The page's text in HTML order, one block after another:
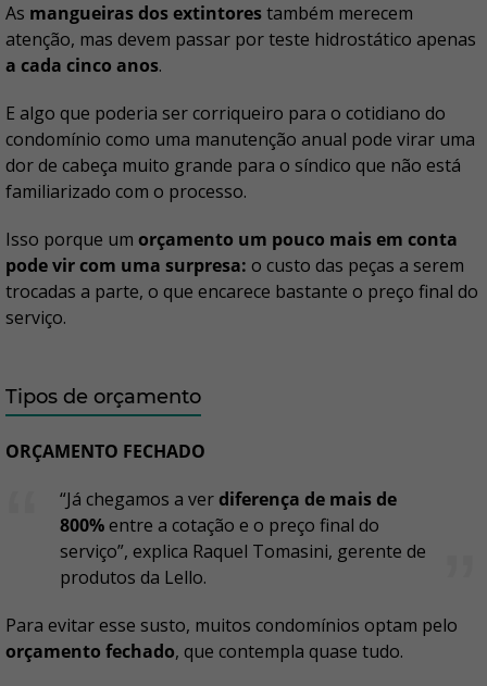
As mangueiras dos extintorestambém merecem
atenção, mas devem passar por teste hidrostático apenas
a cada cinco anos.
E algo que poderia ser corriqueiro para o cotidiano do
condomínio como uma manutenção anual pode virar uma
dor de cabeça muito grande para o síndico que não está
familiarizado com o processo.
Isso porque um orçamento um pouco mais em conta
pode vir com uma surpresa: o custo das peças a serem
trocadas a parte, o que encarece bastante o preço final do
serviço.
Tipos de orçamento
ORÇAMENTO FECHADO
“Já chegamos a verdiferença de mais de
800%entre a cotação e o preço final do
serviço”, explica Raquel Tomasini, gerente de
produtos da Lello.
Para evitar esse susto, muitos condomínios optam pelo
orçamento fechado, que contempla quase tudo.